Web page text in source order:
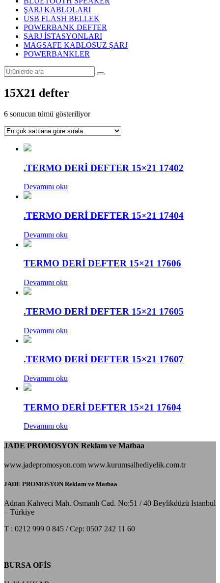
ŞARJ KABLOLARI
USB FLASH BELLEK
POWERBANK DEFTER
ŞARJ İSTASYONLARI
MAGSAFE KABLOSUZ ŞARJ
POWERBANKLER
15X21 defter
6 sonucun tümü gösteriliyorPopülerliğe
sıralandı
.TERMO DERİ DEFTER 15×21 17402
Devamını oku
.TERMO DERİ DEFTER 15×21 17404
Devamını oku
TERMO DERİ DEFTER 15×21 17606
Devamını oku
.TERMO DERİ DEFTER 15×21 17605
Devamını oku
.TERMO DERİ DEFTER 15×21 17607
Devamını oku
TERMO DERİ DEFTER 15×21 17604
Devamını oku
JADE PROMOSYON Reklam ve Matbaa
www.jadepromosyon.com www.kurumsalhediyelik.com.tr
JADE PROMOSYON Reklam ve Matbaa
Adnan Kahveci Mah. Osmanlı Cad. No:51 / 40 Beylikdüzü Istanbul
– Türkiye
T : 0212 999 0 845 / Cep: 0507 242 11 60
BURSA OFİS